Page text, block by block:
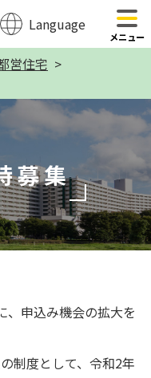
移動
Language
メニュー
営住宅
募集
、申込み機会の拡大を
制度として、令和2年